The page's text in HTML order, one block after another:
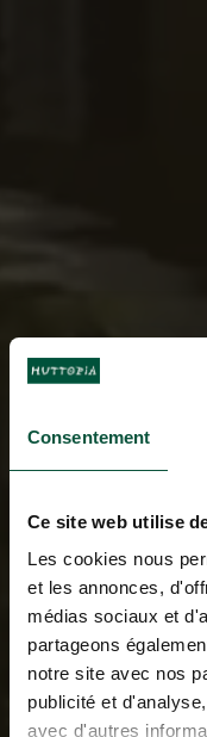
Consentement
Ce site web utilise
Les cookies nous
et les annonces,
médias sociaux et
partageons
notre site avec nos
publicité et
avec d'autres